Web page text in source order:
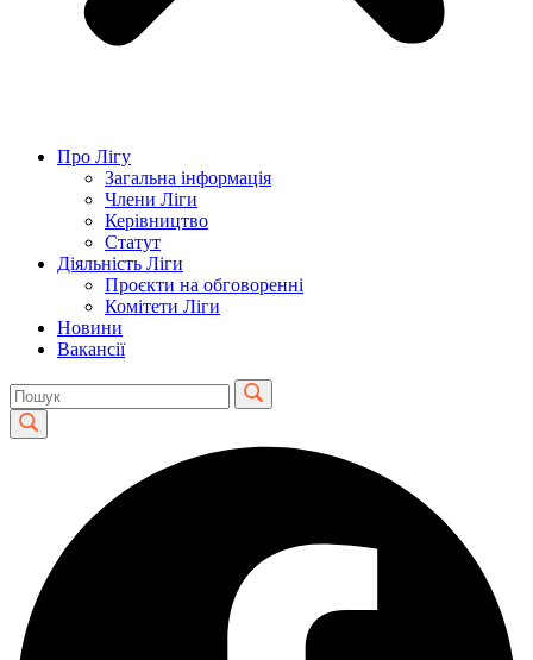
Про Лігу
Загальна інформація
Члени Ліги
Керівництво
Статут
Діяльність Ліги
Проєкти на обговоренні
Комітети Ліги
Новини
Вакансії